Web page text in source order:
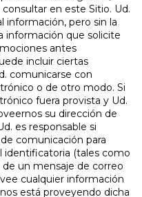
en este Sitio. Ud.
información, pero sin la
información que solicite
antes
incluir ciertas
comunicarse con
o de otro modo. Si
fuera provista y Ud.
su dirección de
es responsable si
comunicación para
identificatoria (tales como
un mensaje de correo
cualquier información
está proveyendo dicha